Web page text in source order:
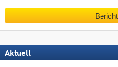
Bericht
Aktuell